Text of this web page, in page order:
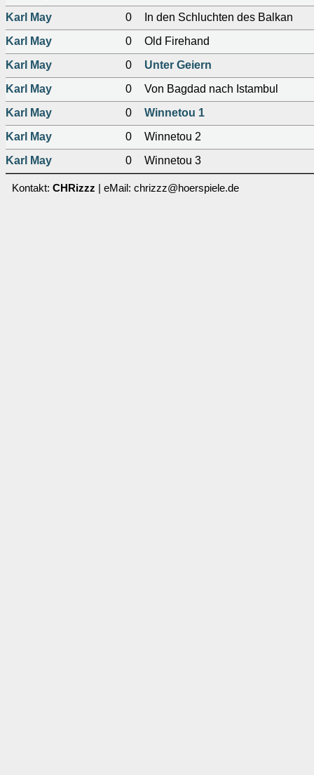
Karl May
0
In den Schluchten des Balkan
Karl May
0
Old Firehand
Karl May
0
Unter Geiern
Karl May
0
Von Bagdad nach Istambul
Karl May
0
Winnetou 1
Karl May
0
Winnetou 2
Karl May
0 Winnetou 3
Kontakt: CHRizzz | eMail: chrizzz@hoerspiele.de